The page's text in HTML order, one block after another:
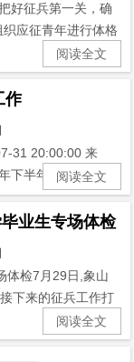
好征兵第一关，确
应征青年进行体格
阅读全文
作
31 20:00:00 来
下半年征兵体检...
阅读全文
业生专场体检
体检7月29日,象山
下来的征兵工作打
阅读全文